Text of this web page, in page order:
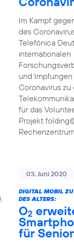
Im Kampf
des
Telefónica
internationalen
und
Coronavirus
für das
Projekt
03. Juni 2020
DIGITAL MOBIL
DES ALTERS:
O2
für